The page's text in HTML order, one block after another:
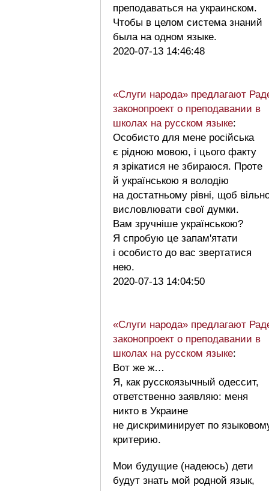
преподаваться на украинском.
Чтобы в целом система знаний
была на одном языке.
2020-07-13 14:46:48
«Слуги народа» предлагают
законопроект о преподавании в
школах на русском языке:
Особисто для мене російська
є рідною мовою, і цього факту
я зрікатися не збираюся. Проте
й українською я володію
на достатньому рівні, щоб
висловлювати свої думки.
Вам зручніше українською?
Я спробую це запам'ятати
і особисто до вас звертатися
нею.
2020-07-13 14:04:50
«Слуги народа» предлагают
законопроект о преподавании в
школах на русском языке:
Вот же ж…
Я, как русскоязычный одессит,
ответственно заявляю: меня
никто в Украине
не дискриминирует по
критерию.
Мои будущие (надеюсь) дети
будут знать мой родной язык,